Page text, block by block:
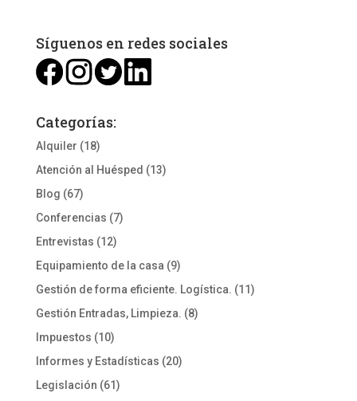
Síguenos en redes sociales
Categorías:
Alquiler (18)
Atención al Huésped (13)
Blog (67)
Conferencias (7)
Entrevistas (12)
Equipamiento de la casa (9)
Gestión de forma eficiente. Logística. (11)
Gestión Entradas, Limpieza. (8)
Impuestos (10)
Informes y Estadísticas (20)
Legislación (61)